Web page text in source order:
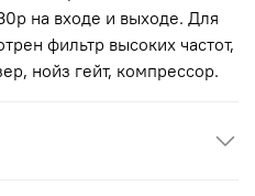
на входе и выходе. Для
фильтр высоких частот,
нойз гейт, компрессор.